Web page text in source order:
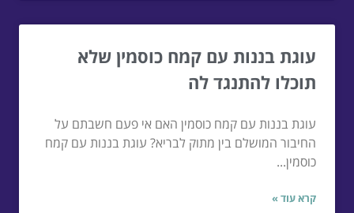
עוגת בננות עם קמח כוסמין שלא
תוכלו להתנגד לה
עוגת בננות עם קמח כוסמין האם אי פעם חשבתם על
החיבור המושלם בין מתוק לבריא? עוגת בננות עם קמח
כוסמין...
קרא עוד »